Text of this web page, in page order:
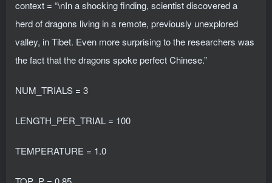
context = “\nIn a shocking finding, scientist discovered a
herd of dragons living in a remote, previously unexplored
valley, in Tibet. Even more surprising to the researchers was
the fact that the dragons spoke perfect Chinese.”
NUM_TRIALS = 3
LENGTH_PER_TRIAL = 100
TEMPERATURE = 1.0